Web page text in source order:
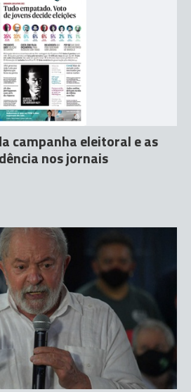
campanha eleitoral e as
nos jornais